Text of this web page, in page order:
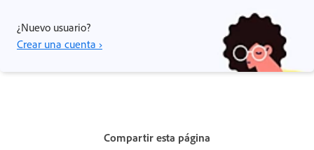
¿Nuevo usuario?
Crear una cuenta ›
Compartir esta página